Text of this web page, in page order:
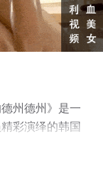
州德州》是一
彩演绎的韩国
免费观看高清无
。